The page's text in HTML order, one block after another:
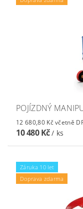
POJÍZDNÝ
12 680,80 Kč včetně
10 480 Kč/ ks
Záruka 10 let
Doprava zdarma